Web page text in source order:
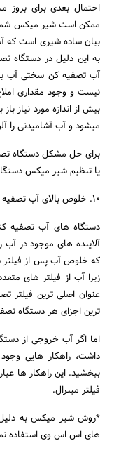
احتمال بعدی برای
ممکن است شیر میکس شما
بیان ساده شیری است که
به این دلیل در دستگاه
آب تصفیه کن سختی آب
نیست و وجود مقداری
بیش از اندازه مورد نیاز
میشود و آب آشامیدنی را
برای حل مشکل دستگاه
یا تنظیم شیر میکس
10. خلوص بالای آب تصفیه شده در دستگاه آب تصفیه کن
دستگاه های آب تصفیه
آلاینده های موجود در
زیرا آب از فیلتر های
عنوان اصلی ترین فیلتر
ترین اجزای هر دستگاه
اما اگر آب خروجی از
داشت، راهکار هایی وجود
ببخشید. این راهکار ها
فیلتر مینرال.
*روش شیر میکس به دلیل
های اس اس وی استفاده